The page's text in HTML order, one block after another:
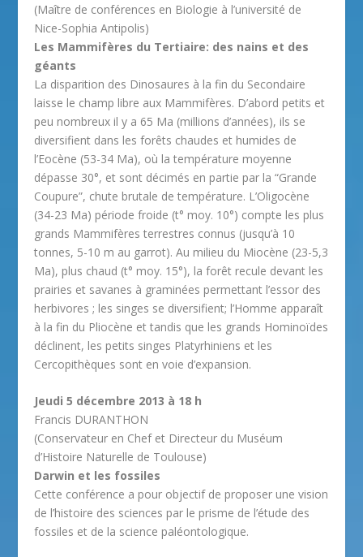
(Maître de conférences en Biologie à l’université de
Nice-Sophia Antipolis)
Les Mammifères du Tertiaire: des nains et des
géants
La disparition des Dinosaures à la fin du Secondaire
laisse le champ libre aux Mammifères. D’abord petits et
peu nombreux il y a 65 Ma (millions d’années), ils se
diversifient dans les forêts chaudes et humides de
l’Eocène (53-34 Ma), où la température moyenne
dépasse 30°, et sont décimés en partie par la “Grande
Coupure”, chute brutale de température. L’Oligocène
(34-23 Ma) période froide (t° moy. 10°) compte les plus
grands Mammifères terrestres connus (jusqu’à 10
tonnes, 5-10 m au garrot). Au milieu du Miocène (23-5,3
Ma), plus chaud (t° moy. 15°), la forêt recule devant les
prairies et savanes à graminées permettant l’essor des
herbivores ; les singes se diversifient; l’Homme apparaît
à la fin du Pliocène et tandis que les grands Hominoïdes
déclinent, les petits singes Platyrhiniens et les
Cercopithèques sont en voie d’expansion.
Jeudi 5 décembre 2013 à 18 h
Francis DURANTHON
(Conservateur en Chef et Directeur du Muséum
d’Histoire Naturelle de Toulouse)
Darwin et les fossiles
Cette conférence a pour objectif de proposer une vision
de l’histoire des sciences par le prisme de l’étude des
fossiles et de la science paléontologique.